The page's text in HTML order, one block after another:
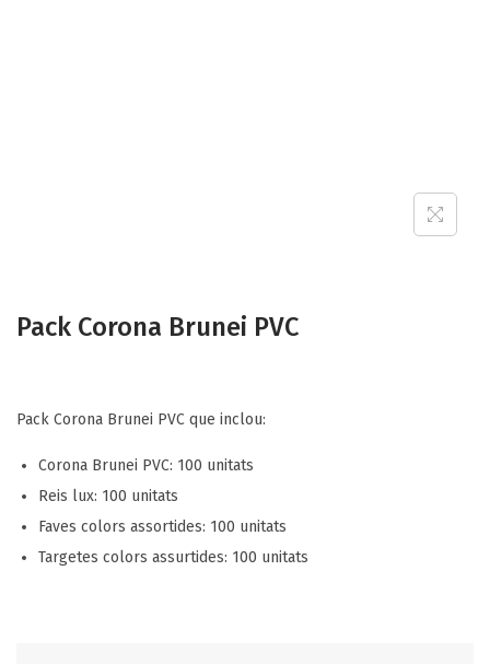
Pack Corona Brunei PVC
Pack Corona Brunei PVC que inclou:
Corona Brunei PVC: 100 unitats
Reis lux: 100 unitats
Faves colors assortides: 100 unitats
Targetes colors assurtides: 100 unitats